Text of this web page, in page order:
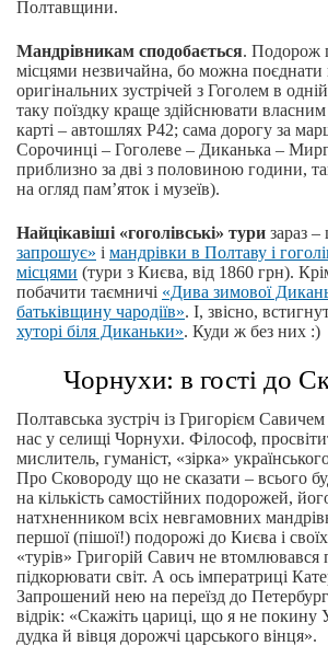
Полтавщини.
Мандрівникам сподобається. Подорож
місцями незвичайна, бо можна поєднати
оригінальних зустрічей з Гоголем в
таку поїздку краще здійснювати
карті – автошлях Р42; сама дорогу за
Сорочинці – Гоголеве – Диканька –
приблизно за дві з половиною години,
на огляд пам’яток і музеїв).
Найцікавіші «гоголівські» тури зараз –
запрошує» і мандрівки в Полтаву і
місцями (тури з Києва, від 1860 грн).
побачити таємничі «Дива зимової
батьківщину чародіїв». І, звісно,
хуторі біля Диканьки». Куди ж без них :)
Чорнухи: в гості до
Полтавська зустріч із Григорієм
нас у селищі Чорнухи. Філософ,
мислитель, гуманіст, «зірка»
Про Сковороду що не сказати – всього
на кількість самостійних подорожей,
натхненником всіх невгамовних
першої (пішої!) подорожі до Києва і
«турів» Григорій Савич не втомлювався
підкорювати світ. А ось імператриці
Запрошений нею на переїзд до
відрік: «Скажіть цариці, що я не покину
дудка й вівця дорожчі царського вінця».